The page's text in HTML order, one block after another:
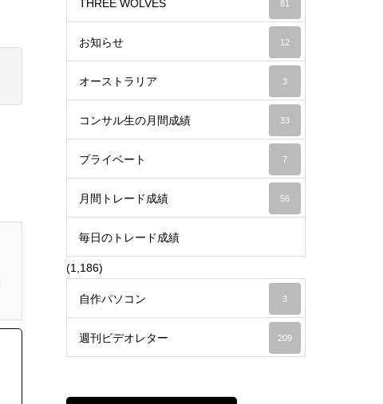
THREE WOLVES 81
お知らせ 12
オーストラリア 3
コンサル生の月間成績 33
プライベート 7
月間トレード成績 56
毎日のトレード成績
(1,186)
自作パソコン 3
週刊ビデオレター 209